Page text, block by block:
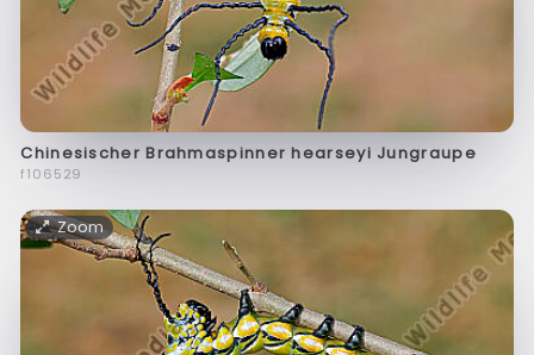
Chinesischer Brahmaspinner hearseyi Jungraupe
f106529
Zoom